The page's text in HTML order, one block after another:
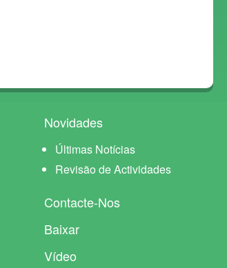
Novidades
Últimas Notícias
Revisão de Actividades
Contacte-Nos
Baixar
Vídeo